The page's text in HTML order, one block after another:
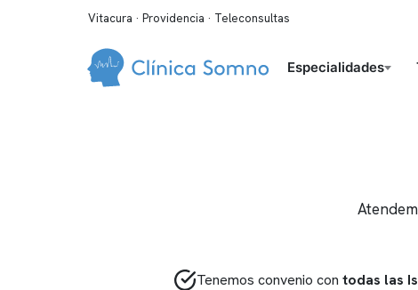
Vitacura · Providencia · Teleconsultas
Especialidades
Tenemos convenio con todas las